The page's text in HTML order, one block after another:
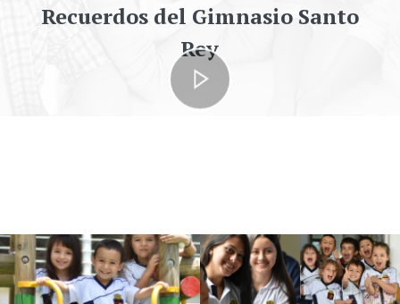
Recuerdos del Gimnasio Santo
Rey